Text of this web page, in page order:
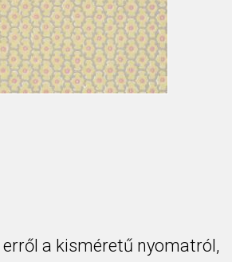
a kisméretű nyomatról,